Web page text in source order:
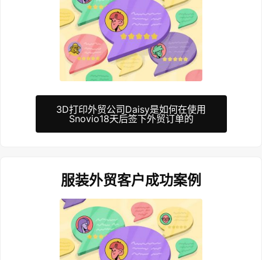
3D打印外贸公司Daisy是如何在使用
Snovio18天后签下外贸订单的
服装外贸客户成功案例